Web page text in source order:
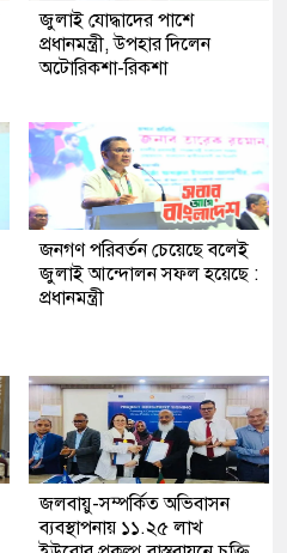
জুলাই যোদ্ধাদের পাশে
প্রধানমন্ত্রী, উপহার দিলেন
অটোরিকশা-রিকশা
জনগণ পরিবর্তন চেয়েছে বলেই
জুলাই আন্দোলন সফল হয়েছে :
প্রধানমন্ত্রী
জলবায়ু-সম্পর্কিত অভিবাসন
ব্যবস্থাপনায় ১১.২৫ লাখ